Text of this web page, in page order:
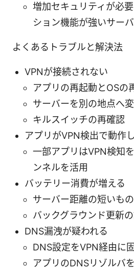
増加セキュリティが必
ション機能が強いサー
よくあるトラブルと解決法
VPNが接続されない
アプリの再起動とOSの
サーバーを別の地点へ
キルスイッチの再確認
アプリがVPN検出で動作
一部アプリはVPN検知
ンネルを活用
バッテリー消費が増える
サーバー距離の短いも
バックグラウンド更新
DNS漏洩が疑われる
DNS設定をVPN経由に
アプリのDNSリゾルバ